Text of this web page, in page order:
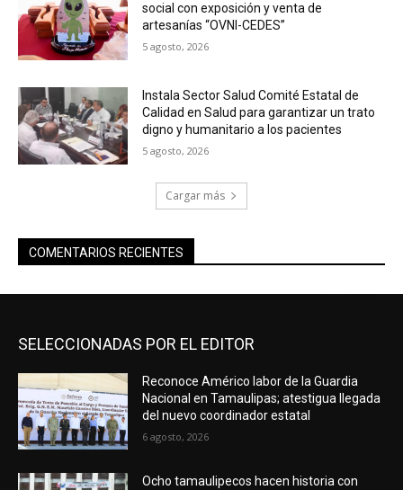
social con exposición y venta de
artesanías “OVNI-CEDES”
5 agosto, 2026
Instala Sector Salud Comité Estatal de
Calidad en Salud para garantizar un trato
digno y humanitario a los pacientes
5 agosto, 2026
Cargar más
COMENTARIOS RECIENTES
SELECCIONADAS POR EL EDITOR
Reconoce Américo labor de la Guardia
Nacional en Tamaulipas; atestigua llegada
del nuevo coordinador estatal
6 agosto, 2026
Ocho tamaulipecos hacen historia con